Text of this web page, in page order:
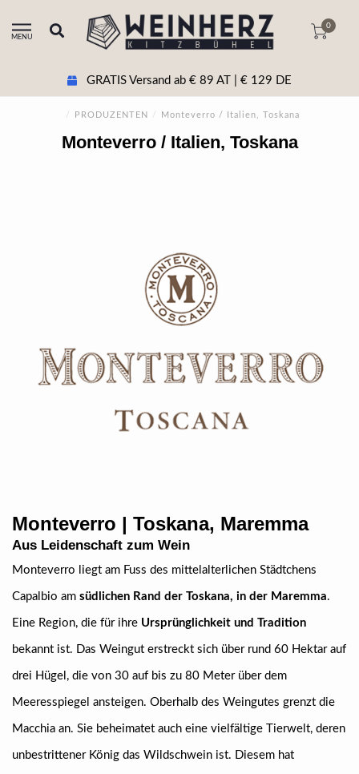
MENU
0
GRATIS Versand ab € 89 AT | € 129 DE
/ PRODUZENTEN / Monteverro / Italien, Toskana
Monteverro / Italien, Toskana
Monteverro | Toskana, Maremma
Aus Leidenschaft zum Wein
Monteverro liegt am Fuss des mittelalterlichen Städtchens
Capalbio am südlichen Rand der Toskana, in der Maremma.
Eine Region, die für ihre Ursprünglichkeit und Tradition
bekannt ist. Das Weingut erstreckt sich über rund 60 Hektar auf
drei Hügel, die von 30 auf bis zu 80 Meter über dem
Meeresspiegel ansteigen. Oberhalb des Weingutes grenzt die
Macchia an. Sie beheimatet auch eine vielfältige Tierwelt, deren
unbestrittener König das Wildschwein ist. Diesem hat